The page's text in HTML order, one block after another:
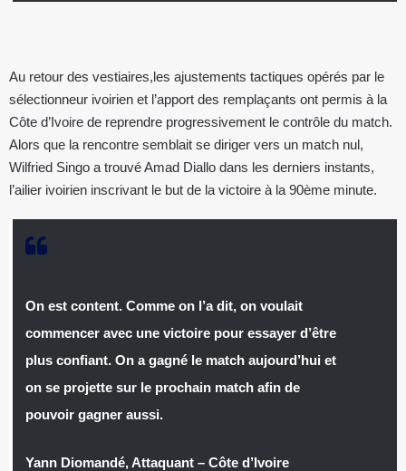
Au retour des vestiaires,les ajustements tactiques opérés par le
sélectionneur ivoirien et l’apport des remplaçants ont permis à la
Côte d’Ivoire de reprendre progressivement le contrôle du match.
Alors que la rencontre semblait se diriger vers un match nul,
Wilfried Singo a trouvé Amad Diallo dans les derniers instants,
l’ailier ivoirien inscrivant le but de la victoire à la 90ème minute.
On est content. Comme on l’a dit, on voulait
commencer avec une victoire pour essayer d’être
plus confiant. On a gagné le match aujourd’hui et
on se projette sur le prochain match afin de
pouvoir gagner aussi.
Yann Diomandé, Attaquant – Côte d’Ivoire